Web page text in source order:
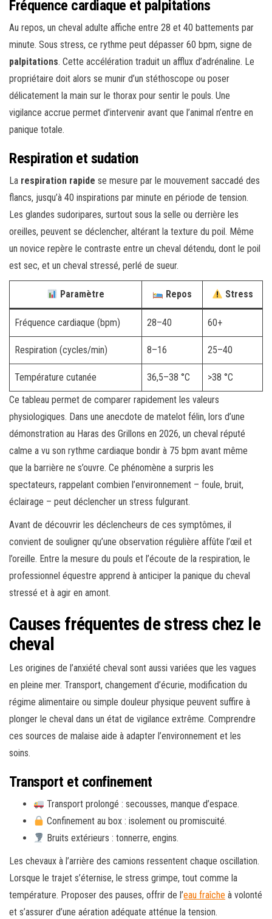
Fréquence cardiaque et palpitations
Au repos, un cheval adulte affiche entre 28 et 40 battements par
minute. Sous stress, ce rythme peut dépasser 60 bpm, signe de
palpitations. Cette accélération traduit un afflux d’adrénaline. Le
propriétaire doit alors se munir d’un stéthoscope ou poser
délicatement la main sur le thorax pour sentir le pouls. Une
vigilance accrue permet d’intervenir avant que l’animal n’entre en
panique totale.
Respiration et sudation
La respiration rapide se mesure par le mouvement saccadé des
flancs, jusqu’à 40 inspirations par minute en période de tension.
Les glandes sudoripares, surtout sous la selle ou derrière les
oreilles, peuvent se déclencher, altérant la texture du poil. Même
un novice repère le contraste entre un cheval détendu, dont le poil
est sec, et un cheval stressé, perlé de sueur.
Paramètre Repos Stress
Fréquence cardiaque (bpm) 28–40 60+
Respiration (cycles/min) 8–16 25–40
Température cutanée 36,5–38 °C
>38 °C
Ce tableau permet de comparer rapidement les valeurs
physiologiques. Dans une anecdote de matelot félin, lors d’une
démonstration au Haras des Grillons en 2026, un cheval réputé
calme a vu son rythme cardiaque bondir à 75 bpm avant même
que la barrière ne s’ouvre. Ce phénomène a surpris les
spectateurs, rappelant combien l’environnement – foule, bruit,
éclairage – peut déclencher un stress fulgurant.
Avant de découvrir les déclencheurs de ces symptômes, il
convient de souligner qu’une observation régulière affûte l’œil et
l’oreille. Entre la mesure du pouls et l’écoute de la respiration, le
professionnel équestre apprend à anticiper la panique du cheval
stressé et à agir en amont.
Causes fréquentes de stress chez le
cheval
Les origines de l’anxiété cheval sont aussi variées que les vagues
en pleine mer. Transport, changement d’écurie, modification du
régime alimentaire ou simple douleur physique peuvent suffire à
plonger le cheval dans un état de vigilance extrême. Comprendre
ces sources de malaise aide à adapter l’environnement et les
soins.
Transport et confinement
Transport prolongé : secousses, manque d’espace.
Confinement au box : isolement ou promiscuité.
Bruits extérieurs : tonnerre, engins.
Les chevaux à l’arrière des camions ressentent chaque oscillation.
Lorsque le trajet s’éternise, le stress grimpe, tout comme la
température. Proposer des pauses, offrir de l’eau fraîche à volonté
et s’assurer d’une aération adéquate atténue la tension.